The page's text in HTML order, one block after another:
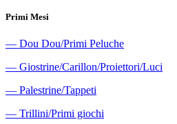
Primi Mesi
― Dou Dou/Primi Peluche
― Giostrine/Carillon/Proiettori/Luci
― Palestrine/Tappeti
― Trillini/Primi giochi